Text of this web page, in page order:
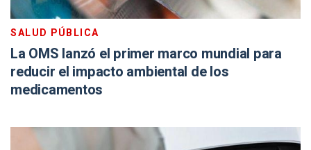
SALUD PÚBLICA
La OMS lanzó el primer marco mundial para
reducir el impacto ambiental de los
medicamentos